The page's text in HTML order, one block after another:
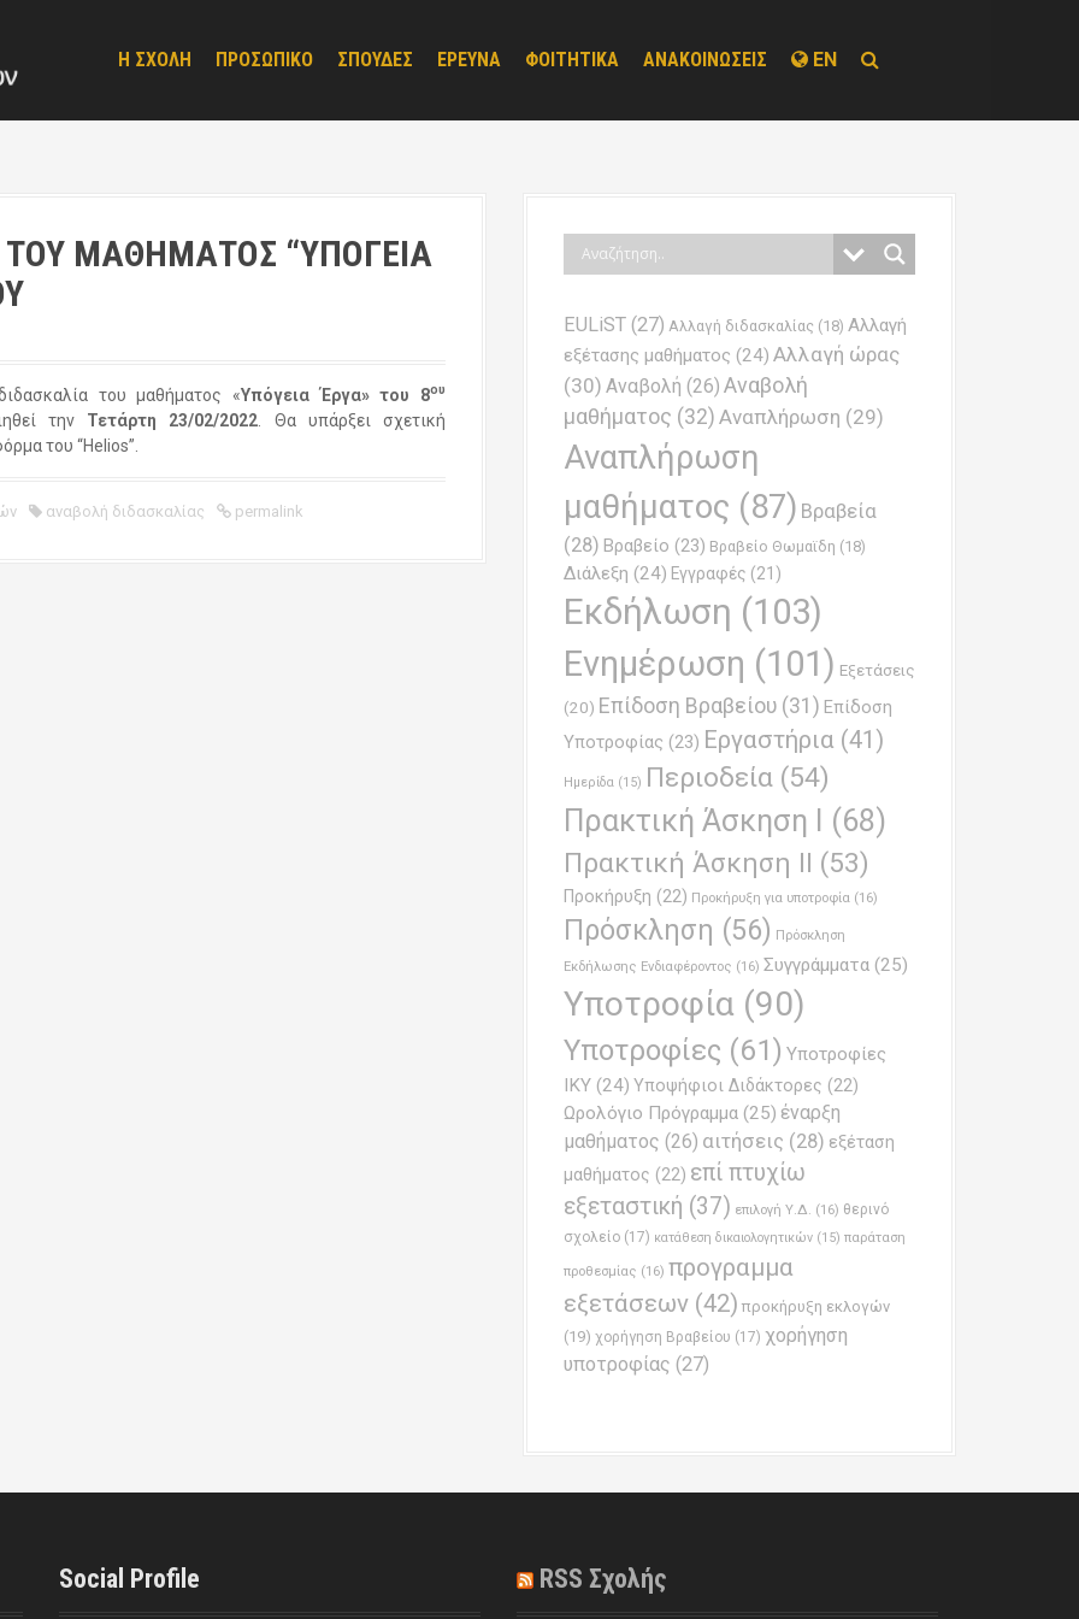
Η ΣΧΟΛΗ ΠΡΟΣΩΠΙΚΟ ΣΠΟΥΔΕΣ ΕΡΕΥΝΑ ΦΟΙΤΗΤΙΚΑ ΑΝΑΚΟΙΝΩΣΕΙΣ EN
ΜΑΘΗΜΑΤΟΣ “ΥΠΟΓΕΙΑ
του μαθήματος «Υπόγεια Έργα» του 8ου
την Τετάρτη 23/02/2022 . Θα υπάρξει σχετική
του “Helios”.
αναβολή διδασκαλίας permalink
EULiST (27) Αλλαγή διδασκαλίας (18) Αλλαγή
εξέτασης μαθήματος (24) Αλλαγή ώρας
(30) Αναβολή (26) Αναβολή
μαθήματος (32) Αναπλήρωση (29)
Αναπλήρωση
μαθήματος (87) Βραβεία
(28) Βραβείο (23) Βραβείο Θωμαϊδη (18)
Διάλεξη (24) Εγγραφές (21)
Εκδήλωση (103)
Ενημέρωση (101) Εξετάσεις
(20) Επίδοση Βραβείου (31) Επίδοση
Υποτροφίας (23) Εργαστήρια (41)
Ημερίδα (15) Περιοδεία (54)
Πρακτική Άσκηση Ι (68)
Πρακτική Άσκηση ΙΙ (53)
Προκήρυξη (22) Προκήρυξη για υποτροφία (16)
Πρόσκληση (56) Πρόσκληση
Εκδήλωσης Ενδιαφέροντος (16) Συγγράμματα (25)
Υποτροφία (90)
Υποτροφίες (61) Υποτροφίες
ΙΚΥ (24) Υποψήφιοι Διδάκτορες (22)
Ωρολόγιο Πρόγραμμα (25) έναρξη
μαθήματος (26) αιτήσεις (28) εξέταση
μαθήματος (22) επί πτυχίω
εξεταστική (37) επιλογή Υ.Δ. (16) θερινό
σχολείο (17) κατάθεση δικαιολογητικών (15) παράταση
προθεσμίας (16) προγραμμα
εξετάσεων (42) προκήρυξη εκλογών
(19) χορήγηση Βραβείου (17) χορήγηση
υποτροφίας (27)
Social Profile RSS Σχολής